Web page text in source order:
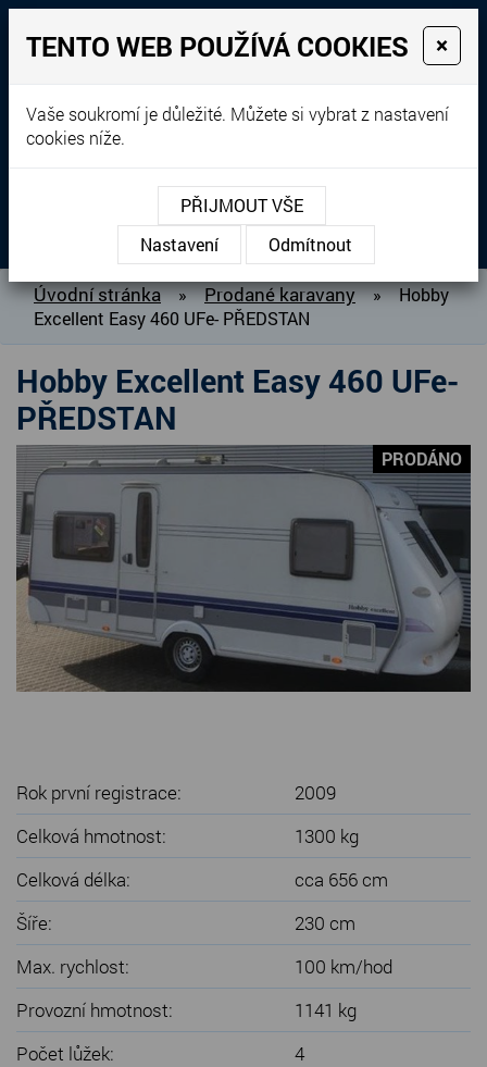
Prodej, dovoz, výkup a
pronájem karavanů
+420 604 760 364
MENU
O NÁS
BAZAR KARAVANŮ
PRODANÉ KARAVANY
PŮJČOVNA KARAVANŮ
DOPLŇKY PRO KARAVANY
SERVIS KARAVANŮ
KONTAKT
Úvodní stránka » Prodané karavany »
Hobby
Excellent Easy 460 UFe- PŘEDSTAN
Hobby Excellent Easy 460 UFe-
PŘEDSTAN
PRODÁNO
Rok první registrace:
2009
Celková hmotnost:
1300 kg
Celková délka:
cca 656 cm
Šíře:
230 cm
Max. rychlost:
100 km/hod
Provozní hmotnost:
1141 kg
Počet lůžek:
4
TENTO WEB POUŽÍVÁ COOKIES ×
Vaše soukromí je důležité. Můžete si vybrat z nastavení
cookies níže.
PŘIJMOUT VŠE
Nastavení
Odmítnout